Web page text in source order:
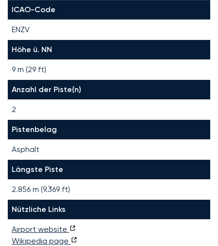
ICAO-Code
ENZV
Höhe ü. NN
9 m (29 ft)
Anzahl der Piste(n)
2
Pistenbelag
Asphalt
Längste Piste
2.856 m (9.369 ft)
Nützliche Links
Airport website
Wikipedia page